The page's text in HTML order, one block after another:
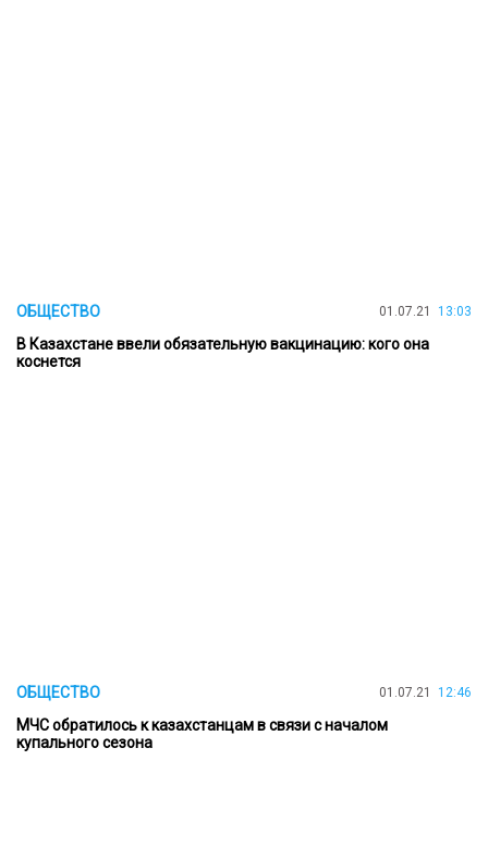
ОБЩЕСТВО 01.07.21 13:03
В Казахстане ввели обязательную вакцинацию: кого она
коснется
ОБЩЕСТВО 01.07.21 12:46
МЧС обратилось к казахстанцам в связи с началом
купального сезона